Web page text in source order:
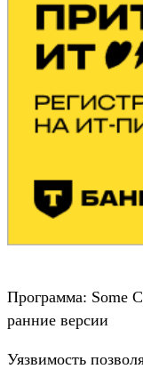
Программа: Some
ранние версии
Уязвимость